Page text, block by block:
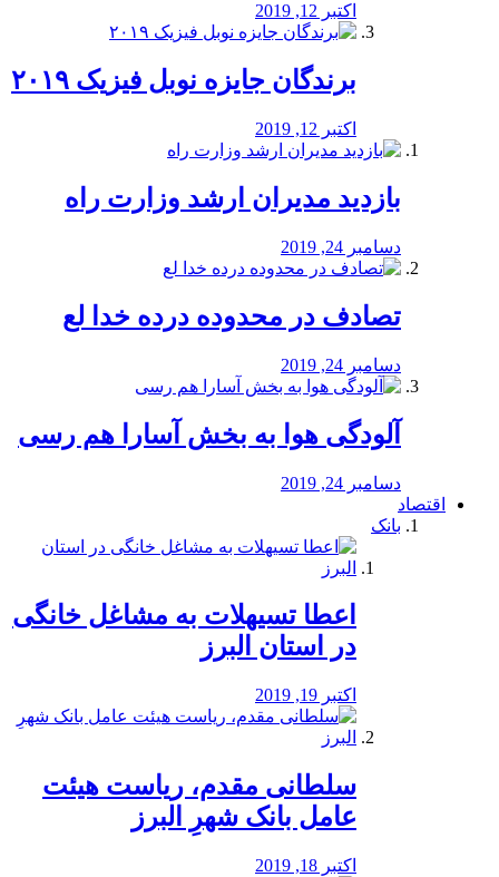
اکتبر 12, 2019
برندگان جایزه نوبل فیزیک ۲۰۱۹
اکتبر 12, 2019
بازدید مدیران ارشد وزارت راه
دسامبر 24, 2019
تصادف در محدوده درده خدا لع
دسامبر 24, 2019
آلودگی هوا به بخش آسارا هم رسی
دسامبر 24, 2019
اقتصاد
بانک
️اعطا تسیهلات به مشاغل خانگی
در استان البرز
اکتبر 19, 2019
سلطانی مقدم، ریاست هیئت
عامل بانک شهرِ البرز
اکتبر 18, 2019